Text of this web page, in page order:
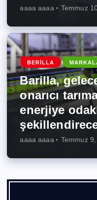
aaaa aaaa Temmuz
BERILLA
Barilla,
onarıcı
enerjiye
aaaa aaaa Temmuz